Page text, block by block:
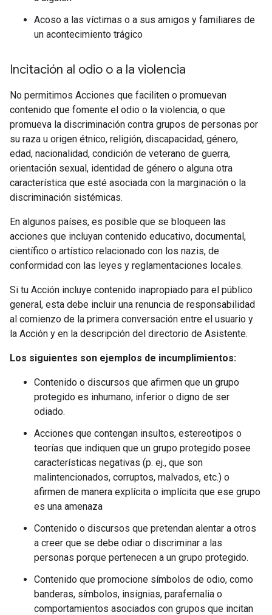
Acoso a las víctimas o a sus amigos y familiares de
un acontecimiento trágico
Incitación al odio o a la violencia
No permitimos Acciones que faciliten o promuevan
contenido que fomente el odio o la violencia, o que
promueva la discriminación contra grupos de personas por
su raza u origen étnico, religión, discapacidad, género,
edad, nacionalidad, condición de veterano de guerra,
orientación sexual, identidad de género o alguna otra
característica que esté asociada con la marginación o la
discriminación sistémicas.
En algunos países, es posible que se bloqueen las
acciones que incluyan contenido educativo, documental,
científico o artístico relacionado con los nazis, de
conformidad con las leyes y reglamentaciones locales.
Si tu Acción incluye contenido inapropiado para el público
general, esta debe incluir una renuncia de responsabilidad
al comienzo de la primera conversación entre el usuario y
la Acción y en la descripción del directorio de Asistente.
Los siguientes son ejemplos de incumplimientos:
Contenido o discursos que afirmen que un grupo
protegido es inhumano, inferior o digno de ser
odiado.
Acciones que contengan insultos, estereotipos o
teorías que indiquen que un grupo protegido posee
características negativas (p. ej., que son
malintencionados, corruptos, malvados, etc.) o
afirmen de manera explícita o implícita que ese grupo
es una amenaza
Contenido o discursos que pretendan alentar a otros
a creer que se debe odiar o discriminar a las
personas porque pertenecen a un grupo protegido.
Contenido que promocione símbolos de odio, como
banderas, símbolos, insignias, parafernalia o
comportamientos asociados con grupos que incitan